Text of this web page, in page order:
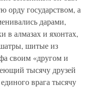
орду государством, а
дарами,
в алмазах и яхонтах,
шитые из
своим «другом и
тысячу друзей
врага тысячу